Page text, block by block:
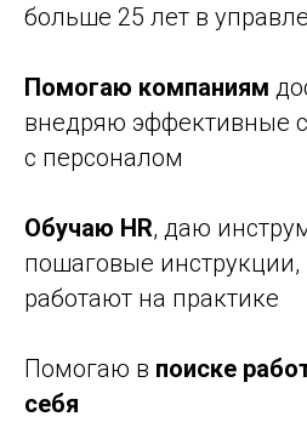
больше 25 лет в
Помогаю компаниям
внедряю эффективные
с персоналом
Обучаю HR, даю
пошаговые
работают на практике
Помогаю в поиске
себя